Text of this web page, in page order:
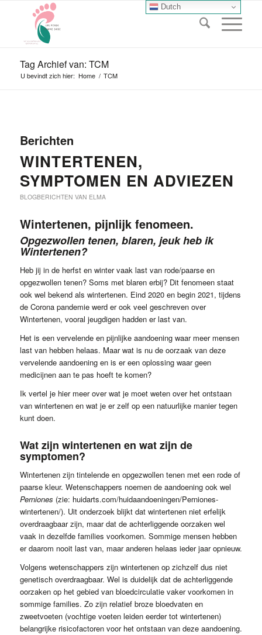
Tag Archief van: TCM
U bevindt zich hier: Home / TCM
Berichten
WINTERTENEN,
SYMPTOMEN EN ADVIEZEN
BLOGBERICHTEN VAN ELMA
Wintertenen, pijnlijk fenomeen.
Opgezwollen tenen, blaren, jeuk heb ik
Wintertenen?
Heb jij in de herfst en winter vaak last van rode/paarse en
opgezwollen tenen? Soms met blaren erbij? Dit fenomeen staat
ook wel bekend als wintertenen. Eind 2020 en begin 2021, tijdens
de Corona pandemie werd er ook veel geschreven over
Wintertenen, vooral jeugdigen hadden er last van.
Het is een vervelende en pijnlijke aandoening waar meer mensen
last van hebben helaas. Maar wat is nu de oorzaak van deze
vervelende aandoening en is er een oplossing waar geen
medicijnen aan te pas hoeft te komen?
Ik vertel je hier meer over wat je moet weten over het ontstaan
van wintertenen en wat je er zelf op een natuurlijke manier tegen
kunt doen.
Wat zijn wintertenen en wat zijn de
symptomen?
Wintertenen zijn tintelende en opgezwollen tenen met een rode of
paarse kleur. Wetenschappers noemen de aandoening ook wel
Perniones (zie: huidarts.com/huidaandoeningen/Perniones-
wintertenen/). Uit onderzoek blijkt dat wintertenen niet erfelijk
overdraagbaar zijn, maar dat de achterliggende oorzaken wel
vaak in dezelfde families voorkomen. Sommige mensen hebben
er daarom nooit last van, maar anderen helaas ieder jaar opnieuw.
Volgens wetenschappers zijn wintertenen op zichzelf dus niet
genetisch overdraagbaar. Wel is duidelijk dat de achterliggende
oorzaken op het gebied van bloedcirculatie vaker voorkomen in
sommige families. Zo zijn relatief broze bloedvaten en
zweetvoeten (vochtige voeten leiden eerder tot wintertenen)
belangrijke risicofactoren voor het ontstaan van deze aandoening.
Dutch